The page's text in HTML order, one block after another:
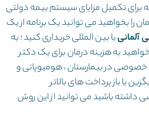
تکمیل مزایای سیستم بیمه دولتی
را بخواهید می توانید یک برنامه از یک
یا بین المللی خریداری کنید ؛ به
به هزینه درمان برای یک دکتر
در بیمارستان ، هومیوپاتی و
یا باز پرداخت های بالاتر
داشته باشید می توانید از این روش